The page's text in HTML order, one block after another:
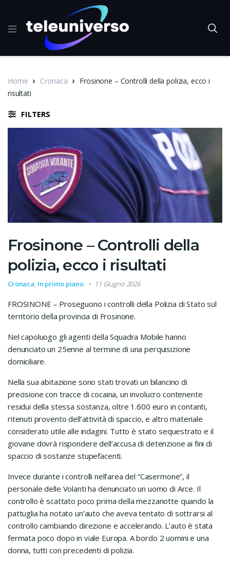
Home Cronaca
Frosinone – Controlli della polizia, ecco i
risultati
FILTERS
Frosinone – Controlli della
polizia, ecco i risultati
Cronaca, In primo piano 11 Giugno 2026
FROSINONE – Proseguono i controlli della Polizia di Stato sul
territorio della provincia di Frosinone.
Nel capoluogo gli agenti della Squadra Mobile hanno
denunciato un 25enne al termine di una perquisizione
domiciliare.
Nella sua abitazione sono stati trovati un bilancino di
precisione con tracce di cocaina, un involucro contenente
residui della stessa sostanza, oltre 1.600 euro in contanti,
ritenuti provento dell’attività di spaccio, e altro materiale
considerato utile alle indagini. Tutto è stato sequestrato e il
giovane dovrà rispondere dell’accusa di detenzione ai fini di
spaccio di sostanze stupefacenti.
Invece durante i controlli nell’area del “Casermone”, il
personale delle Volanti ha denunciato un uomo di Arce. Il
controllo è scattato poco prima della mezzanotte quando la
pattuglia ha notato un’auto che aveva tentato di sottrarsi al
controllo cambiando direzione e accelerando. L’auto è stata
fermata poco dopo in viale Europa. A bordo 2 uomini e una
donna, tutti con precedenti di polizia.